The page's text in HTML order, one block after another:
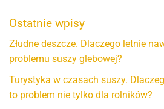
Ostatnie wpisy
Złudne deszcze. Dlaczego letnie
problemu suszy glebowej?
Turystyka w czasach suszy.
to problem nie tylko dla rolników?